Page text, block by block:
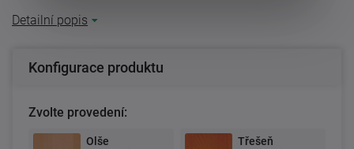
Detailní popis
Konfigurace produktu
Zvolte provedení:
Olše
Třešeň